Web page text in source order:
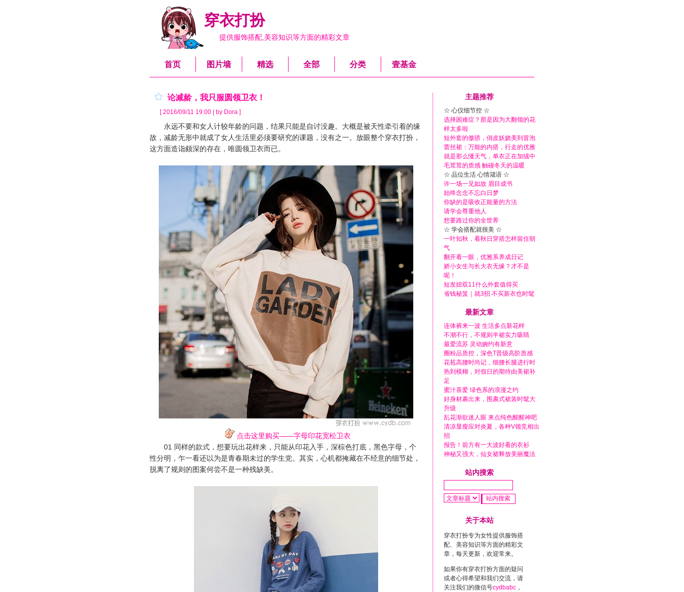
穿衣打扮
提供服饰搭配,美容知识等方面的精彩文章
首页 图片墙 精选 全部 分类 壹基金
论减龄，我只服圆领卫衣！
[ 2016/09/11 19:00 | by Dora ]
永远不要和女人计较年龄的问题，结果只能是自讨没趣。大概是被天性牵引着的缘
故，减龄无形中就成了女人生活里必须要研究的课题，没有之一。放眼整个穿衣打扮，
这方面造诣颇深的存在，唯圆领卫衣而已。
点击这里购买——字母印花宽松卫衣
01 同样的款式，想要玩出花样来，只能从印花入手，深棕色打底，黑色字母，个
性分明，乍一看还以为是青春期未过的学生党。其实，心机都掩藏在不经意的细节处，
脱离了规则的图案何尝不是一种残缺美。
主题推荐
☆ 心仪细节控 ☆
选择困难症？那是因为大翻领的花
样太多啦
短外套的傲骄，俏皮妖娆美到冒泡
蕾丝裙：万能的内搭，行走的优雅
就是那么懂天气，单衣正在加绒中
毛茸茸的质感 触碰冬天的温暖
☆ 品位生活 心情箴语 ☆
许一场一见如故 眉目成书
始终念念不忘白日梦
你缺的是吸收正能量的方法
请学会尊重他人
想要路过你的全世界
☆ 学会搭配就很美 ☆
一叶知秋，看秋日穿搭怎样留住朝
气
翻开看一眼，优雅系养成日记
娇小女生与长大衣无缘？才不是
呢！
短发妞双11什么外套值得买
省钱秘笈｜就3招 不买新衣也时髦
最新文章
连体裤来一波 生活多点新花样
不潮不行，不规则半裙实力吸睛
最爱流苏 灵动婉约有新意
圈粉品质控，深色T晋级高阶质感
花苞高腰时尚记，细腰长腿进行时
热到模糊，对假日的期待由美裙补
足
蜜汁喜爱 绿色系的浪漫之约
好身材裹出来，围裹式裙装时髦大
升级
乱花渐欲迷人眼 来点纯色醒醒神吧
清凉显瘦应对炎夏，各种V领竞相出
招
报告！前方有一大波好看的衣衫
神秘又强大，仙女裙释放美丽魔法
站内搜索
关于本站
穿衣打扮专为女性提供服饰搭
配、美容知识等方面的精彩文
章，每天更新，欢迎常来。
如果你有穿衣打扮方面的疑问
或者心得希望和我们交流，请
关注我们的微信号cydbabc ，